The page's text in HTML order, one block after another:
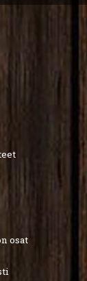
osat